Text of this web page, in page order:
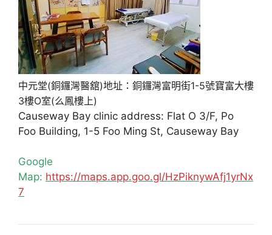
中元堂(銅鑼灣醫舘)地址：銅鑼灣富明街1-5號寶富大樓
3樓O室(么鳳樓上)
Causeway Bay clinic address: Flat O 3/F, Po
Foo Building, 1-5 Foo Ming St, Causeway Bay
Google
Map: https://maps.app.goo.gl/HzPiknywAfj1yrNx
7